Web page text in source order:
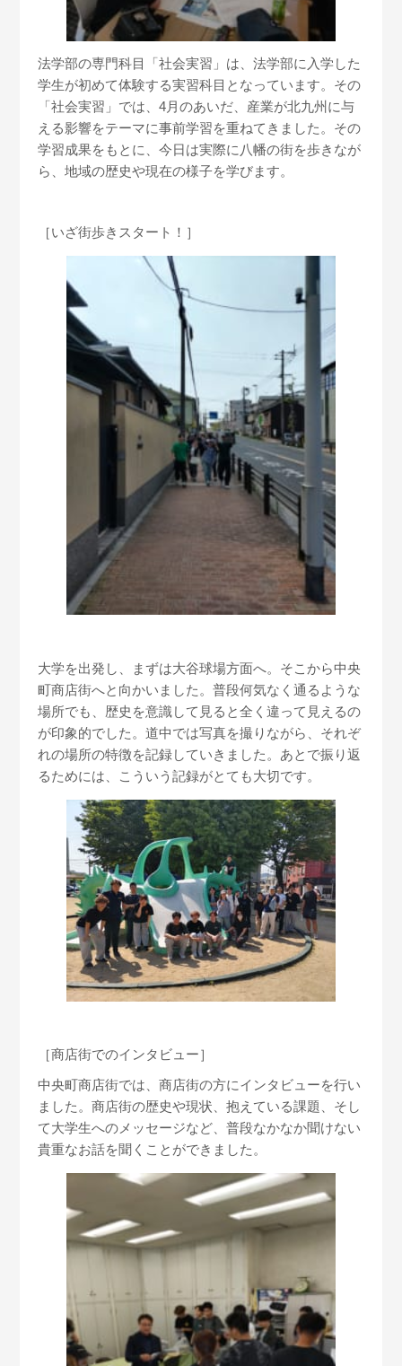
法学部の専門科目「社会実習」は、法学部に入学した
学生が初めて体験する実習科目となっています。その
「社会実習」では、4月のあいだ、産業が北九州に与
える影響をテーマに事前学習を重ねてきました。その
学習成果をもとに、今日は実際に八幡の街を歩きなが
ら、地域の歴史や現在の様子を学びます。
［いざ街歩きスタート！］
大学を出発し、まずは大谷球場方面へ。そこから中央
町商店街へと向かいました。普段何気なく通るような
場所でも、歴史を意識して見ると全く違って見えるの
が印象的でした。道中では写真を撮りながら、それぞ
れの場所の特徴を記録していきました。あとで振り返
るためには、こういう記録がとても大切です。
［商店街でのインタビュー］
中央町商店街では、商店街の方にインタビューを行い
ました。商店街の歴史や現状、抱えている課題、そし
て大学生へのメッセージなど、普段なかなか聞けない
貴重なお話を聞くことができました。